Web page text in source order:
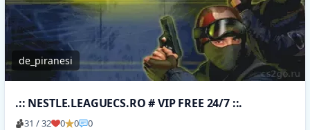
de_piranesi
.:: NESTLE.LEAGUECS.RO # VIP FREE 24/7 ::.
31 / 32 0 0 0